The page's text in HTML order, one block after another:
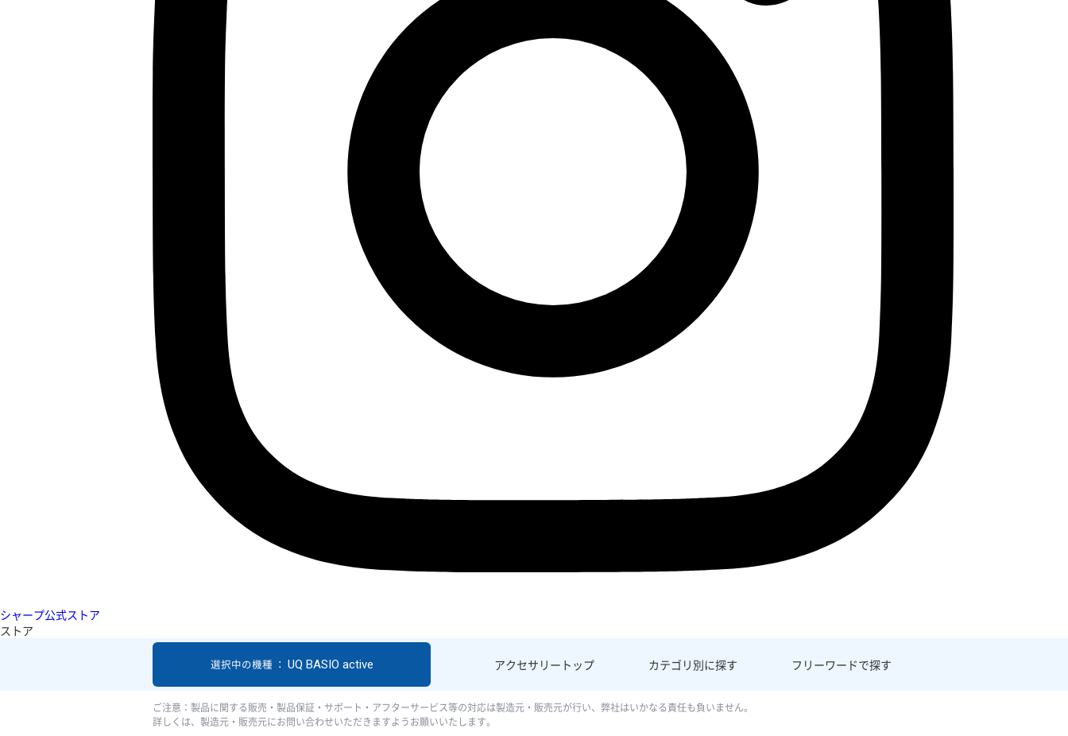
シャープ公式ストア
ストア
アクセサリー トップ カテゴリ別に探す フリーワードで探す
選択中の機種 ： UQ BASIO active
ご注意：製品に関する販売・製品保証・サポート・アフターサービス等の対応は製造元・販売元が行い、弊社はいかなる責任も負いません。
詳しくは、製造元・販売元にお問い合わせいただきますようお願いいたします。